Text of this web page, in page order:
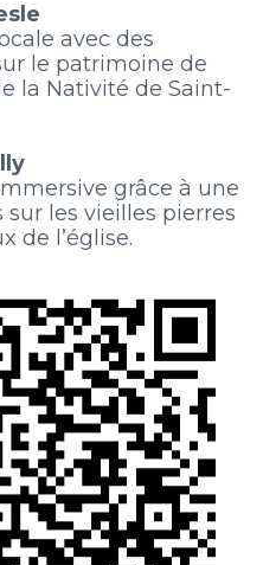
avec des
le patrimoine de
la Nativité de Saint-
grâce à une
les vieilles pierres
de l’église.